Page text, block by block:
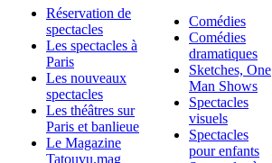
Réservation de
spectacles
Les spectacles à
Paris
Les nouveaux
spectacles
Les théâtres sur
Paris et banlieue
Le Magazine
Tatouvu.mag
Comédies
Comédies
dramatiques
Sketches, One
Man Shows
Spectacles
visuels
Spectacles
pour enfants